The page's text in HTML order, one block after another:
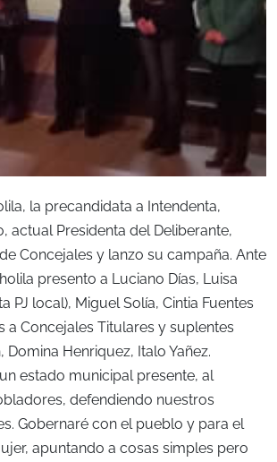
la precandidata a Intendenta,
actual Presidenta del Deliberante,
Concejales y lanzo su campaña. Ante
presento a Luciano Días, Luisa
PJ local), Miguel Solía, Cintia Fuentes
a Concejales Titulares y suplentes
Domina Henriquez, Italo Yañez.
estado municipal presente, al
defendiendo nuestros
Gobernaré con el pueblo y para el
apuntando a cosas simples pero